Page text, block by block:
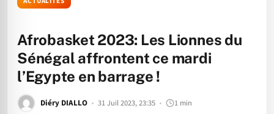
Afrobasket 2023: Les Lionnes du
Sénégal affrontent ce mardi
l’Egypte en barrage !
Diéry DIALLO 31 Juil 2023, 23:35 1 min